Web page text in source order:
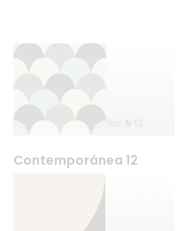
Contemporánea 12